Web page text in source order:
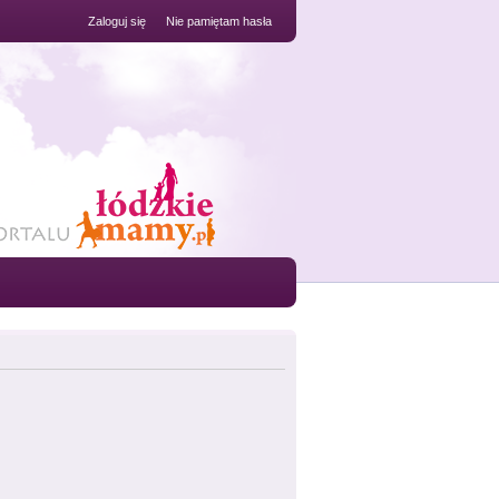
Zaloguj się Nie pamiętam hasła